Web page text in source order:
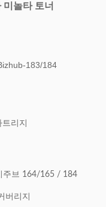
놀타 토너
183/184
리지
주브 164/165 / 184
버리지